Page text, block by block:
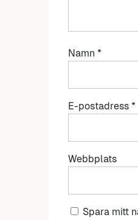
Namn *
E-postadress *
Webbplats
Spara mitt